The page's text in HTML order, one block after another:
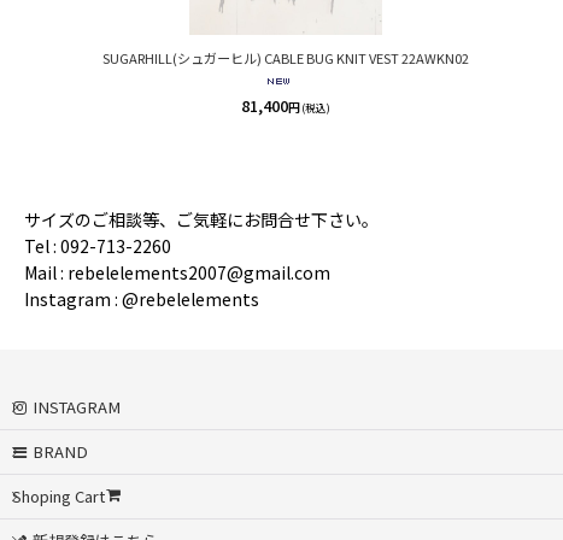
SUGARHILL(シュガーヒル) CABLE BUG KNIT VEST 22AWKN02
81,400円(税込)
サイズのご相談等、ご気軽にお問合せ下さい。
Tel : 092-713-2260
Mail : rebelelements2007@gmail.com
Instagram : @rebelelements
INSTAGRAM
BRAND
Shoping Cart